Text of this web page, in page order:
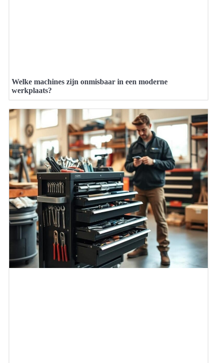
Welke machines zijn onmisbaar in een moderne
werkplaats?